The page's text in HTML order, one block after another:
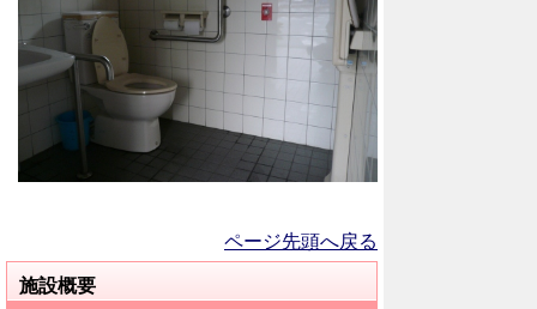
ページ先頭へ戻る
施設概要